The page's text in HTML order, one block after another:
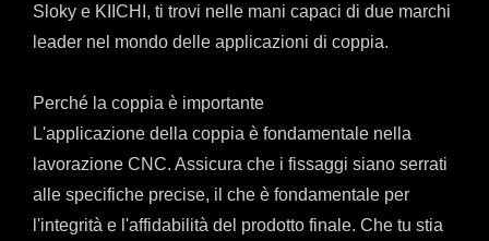
Sloky e KIICHI, ti trovi nelle mani capaci di due marchi
leader nel mondo delle applicazioni di coppia.
Perché la coppia è importante
L'applicazione della coppia è fondamentale nella
lavorazione CNC. Assicura che i fissaggi siano serrati
alle specifiche precise, il che è fondamentale per
l'integrità e l'affidabilità del prodotto finale. Che tu stia